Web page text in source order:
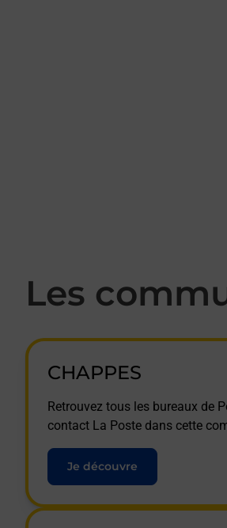
Les
CHAPPES
Retrouvez tous les bureaux de
contact La Poste dans cette
Je découvre